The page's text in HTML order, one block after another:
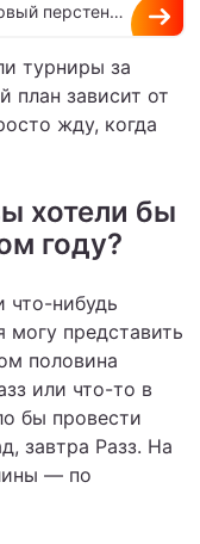
перстень
турниры за
план зависит от
жду, когда
хотели бы
году?
что-нибудь
могу представить
половина
или что-то в
бы провести
завтра Разз. На
— по